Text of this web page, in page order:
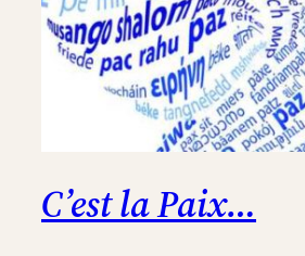
C’est la Paix…